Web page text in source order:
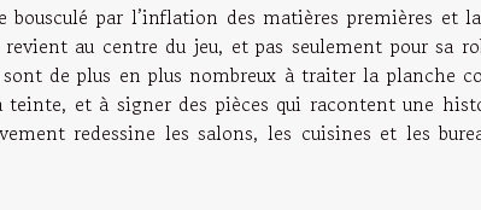
bousculé par l’inflation des matières premières et
au centre du jeu, et pas seulement pour sa
sont de plus en plus nombreux à traiter la planche
et à signer des pièces qui racontent une
redessine les salons, les cuisines et les